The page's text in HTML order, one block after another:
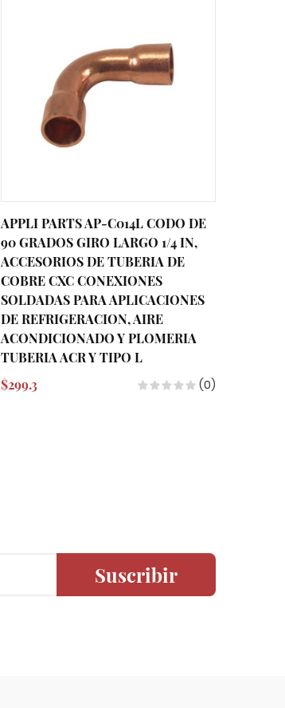
APPLI PARTS AP-C014L CODO DE
90 GRADOS GIRO LARGO 1/4 IN,
ACCESORIOS DE TUBERIA DE
COBRE CXC CONEXIONES
SOLDADAS PARA APLICACIONES
DE REFRIGERACION, AIRE
ACONDICIONADO Y PLOMERIA
TUBERIA ACR Y TIPO L
$299.3
(0)
Suscribir